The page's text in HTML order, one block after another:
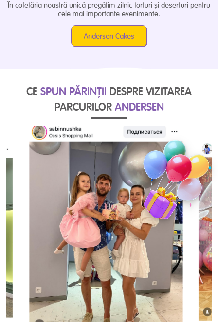
În cofetăria noastră unică pregătim zilnic torturi și deserturi pentru
cele mai importante evenimente.
Andersen Cakes
CE SPUN PĂRINȚII DESPRE VIZITAREA
PARCURILOR ANDERSEN